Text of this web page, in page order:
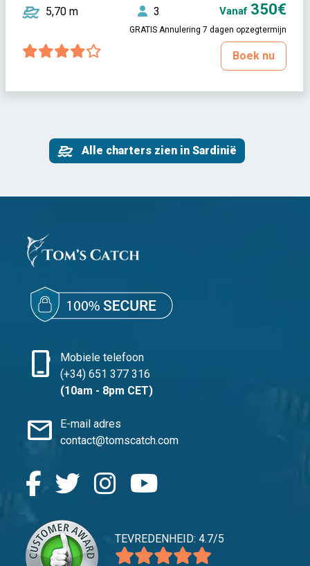
5,70 m 3 Vanaf 350€
GRATIS Annulering 7 dagen opzegtermijn
Boek nu
Alle charters zien in Sardinië
phone_iphone
Mobiele telefoon
(+34) 651 377 316
(10am - 8pm CET)
mail
E-mail adres
contact@tomscatch.com
TEVREDENHEID: 4.7/5